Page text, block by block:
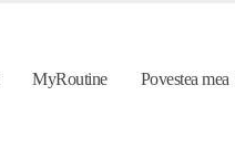
MyRoutine Povestea mea